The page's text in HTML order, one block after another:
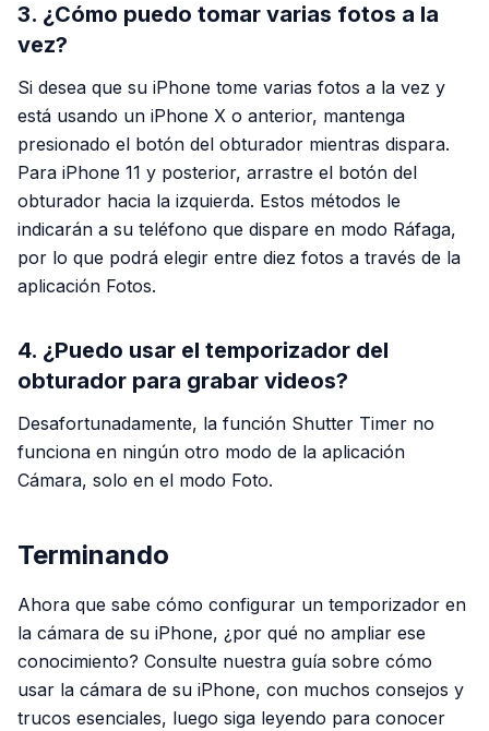
3. ¿Cómo puedo tomar varias fotos a la
vez?
Si desea que su iPhone tome varias fotos a la vez y
está usando un iPhone X o anterior, mantenga
presionado el botón del obturador mientras dispara.
Para iPhone 11 y posterior, arrastre el botón del
obturador hacia la izquierda. Estos métodos le
indicarán a su teléfono que dispare en modo Ráfaga,
por lo que podrá elegir entre diez fotos a través de la
aplicación Fotos.
4. ¿Puedo usar el temporizador del
obturador para grabar videos?
Desafortunadamente, la función Shutter Timer no
funciona en ningún otro modo de la aplicación
Cámara, solo en el modo Foto.
Terminando
Ahora que sabe cómo configurar un temporizador en
la cámara de su iPhone, ¿por qué no ampliar ese
conocimiento? Consulte nuestra guía sobre cómo
usar la cámara de su iPhone, con muchos consejos y
trucos esenciales, luego siga leyendo para conocer